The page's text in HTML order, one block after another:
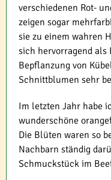
verschiedenen Rot-
zeigen sogar
sie zu einem wahren
sich hervorragend
Bepflanzung von
Schnittblumen sehr
Im letzten Jahr habe
wunderschöne
Die Blüten waren so
Nachbarn ständig
Schmuckstück im